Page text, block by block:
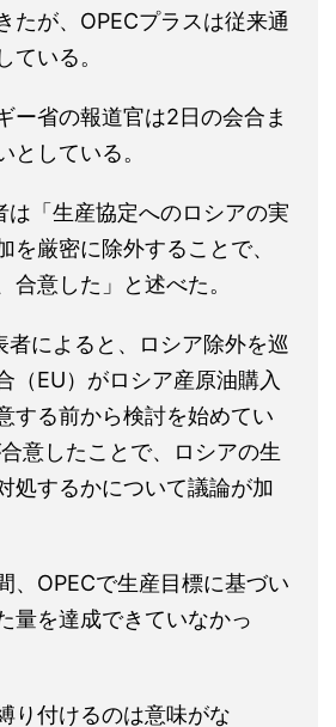
たが、OPECプラスは従来通
ている。
ー省の報道官は2日の会合ま
としている。
は「生産協定へのロシアの実
を厳密に除外することで、
合意した」と述べた。
者によると、ロシア除外を巡
（EU）がロシア産原油購入
する前から検討を始めてい
意したことで、ロシアの生
処するかについて議論が加
、OPECで生産目標に基づい
量を達成できていなかっ
り付けるのは意味がな